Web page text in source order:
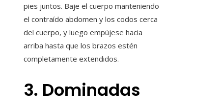
pies juntos. Baje el cuerpo manteniendo
el contraído abdomen y los codos cerca
del cuerpo, y luego empújese hacia
arriba hasta que los brazos estén
completamente extendidos.
3. Dominadas